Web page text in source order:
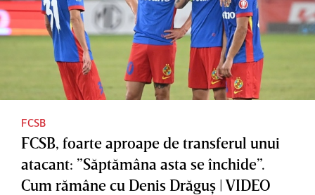
FCSB
FCSB, foarte aproape de transferul unui
atacant: ”Săptămâna asta se închide”.
Cum rămâne cu Denis Drăguş | VIDEO